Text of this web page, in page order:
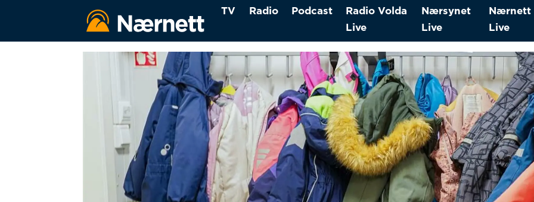
TV Radio Podcast
Radio Volda
Live
Nærsynet
Live
Nærnett
Live